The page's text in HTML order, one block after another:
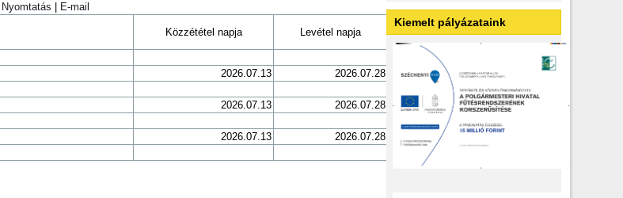
Nyomtatás E-mail
Közzététel napja Levétel napja
2026.07.13 2026.07.28
2026.07.13 2026.07.28
2026.07.13 2026.07.28
Kiemelt pályázataink